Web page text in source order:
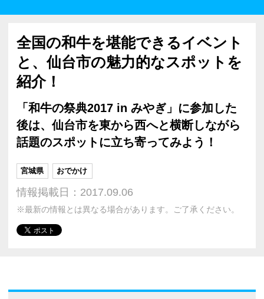
全国の和牛を堪能できるイベント
と、仙台市の魅力的なスポットを
紹介！
「和牛の祭典2017 in みやぎ」に参加した
後は、仙台市を東から西へと横断しながら
話題のスポットに立ち寄ってみよう！
宮城県 おでかけ
情報掲載日：2017.09.06
※最新の情報とは異なる場合があります。ご了承ください。